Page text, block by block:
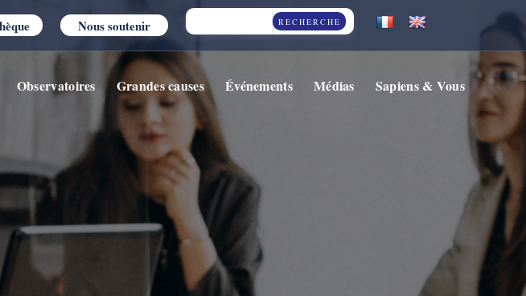
Nous soutenir RECHERCHE
Observatoires Grandes causes Événements Médias Sapiens & Vous